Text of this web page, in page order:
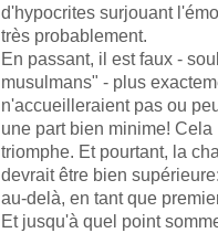
d'hypocrites surjouant
très probablement.
En passant, il est faux -
musulmans" - plus
n'accueilleraient pas ou
une part bien minime!
triomphe. Et pourtant, la
devrait être bien
au-delà, en tant que
Et jusqu'à quel point